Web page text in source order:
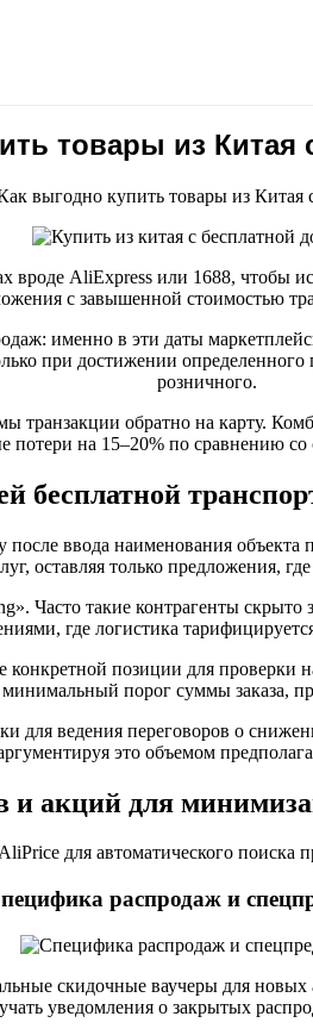
товары из Китая
выгодно купить товары из Китая
вроде AliExpress или 1688, чтобы
с завышенной стоимостью
именно в эти даты
при достижении определенного
розничного.
транзакции обратно на карту.
потери на 15–20% по сравнению
бесплатной
ввода наименования
оставляя только предложения,
Часто такие контрагенты
где логистика
позиции для
порог суммы заказа,
для ведения переговоров о
это объемом
и акций для
для автоматического поиска
распродаж и
скидочные ваучеры для
уведомления о закрытых